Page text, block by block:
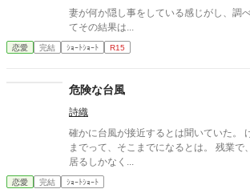
ラブストーリーです。
妻が何か隠し事をしている感じがし、調
てその結果は...
恋愛 完結 ｼｮｰﾄｼｮｰﾄ R15
危険な台風
詩織
確かに台風が接近するとは聞いていた。
までって、そこまでになるとは。 残業で
居るしかなく...
恋愛 完結 ｼｮｰﾄｼｮｰﾄ